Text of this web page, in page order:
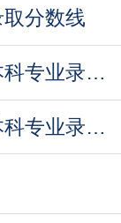
分数线
太原理工大学2017年艺术类本科专业录取分数线
太原理工大学2016年艺术类本科专业录取分数线